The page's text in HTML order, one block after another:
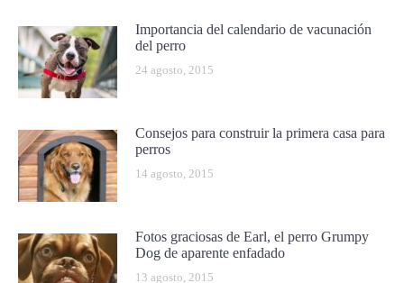
Importancia del calendario de vacunación
del perro
24 agosto, 2015
Consejos para construir la primera casa para
perros
14 agosto, 2015
Fotos graciosas de Earl, el perro Grumpy
Dog de aparente enfadado
13 agosto, 2015